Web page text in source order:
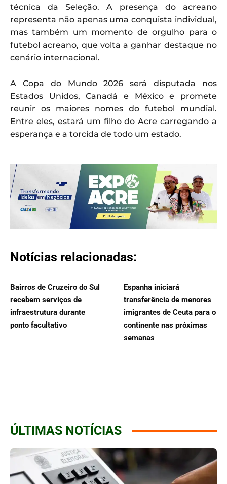
técnica da Seleção. A presença do acreano
representa não apenas uma conquista individual,
mas também um momento de orgulho para o
futebol acreano, que volta a ganhar destaque no
cenário internacional.
A Copa do Mundo 2026 será disputada nos
Estados Unidos, Canadá e México e promete
reunir os maiores nomes do futebol mundial.
Entre eles, estará um filho do Acre carregando a
esperança e a torcida de todo um estado.
Notícias relacionadas:
Bairros de Cruzeiro do Sul
recebem serviços de
infraestrutura durante
ponto facultativo
Espanha iniciará
transferência de menores
imigrantes de Ceuta para o
continente nas próximas
semanas
ÚLTIMAS NOTÍCIAS